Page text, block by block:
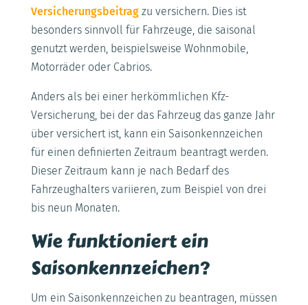
Versicherungsbeitragzu versichern. Dies ist
besonders sinnvoll für Fahrzeuge, die saisonal
genutzt werden, beispielsweise Wohnmobile,
Motorräder oder Cabrios.
Anders als bei einer herkömmlichen Kfz-
Versicherung, bei der das Fahrzeug das ganze Jahr
über versichert ist, kann ein Saisonkennzeichen
für einen definierten Zeitraum beantragt werden.
Dieser Zeitraum kann je nach Bedarf des
Fahrzeughalters variieren, zum Beispiel von drei
bis neun Monaten.
Wie funktioniert ein
Saisonkennzeichen?
Um ein Saisonkennzeichen zu beantragen, müssen